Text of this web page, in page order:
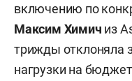
включению по
Максим Химич из
трижды отклоняла
нагрузки на